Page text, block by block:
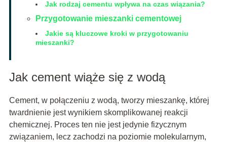
Jak rodzaj cementu wpływa na czas wiązania?
Przygotowanie mieszanki cementowej
Jakie są kluczowe kroki w przygotowaniu
mieszanki?
Jak cement wiąże się z wodą
Cement, w połączeniu z wodą, tworzy mieszankę, której
twardnienie jest wynikiem skomplikowanej reakcji
chemicznej. Proces ten nie jest jedynie fizycznym
związaniem, lecz zachodzi na poziomie molekularnym,